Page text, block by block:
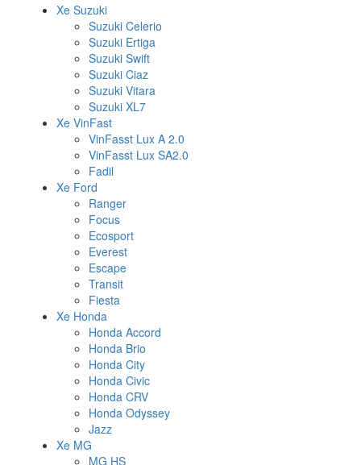
Xe Suzuki
Suzuki Celerio
Suzuki Ertiga
Suzuki Swift
Suzuki Ciaz
Suzuki Vitara
Suzuki XL7
Xe VinFast
VinFasst Lux A 2.0
VinFasst Lux SA2.0
Fadil
Xe Ford
Ranger
Focus
Ecosport
Everest
Escape
Transit
Fiesta
Xe Honda
Honda Accord
Honda Brio
Honda City
Honda Civic
Honda CRV
Honda Odyssey
Jazz
Xe MG
MG HS